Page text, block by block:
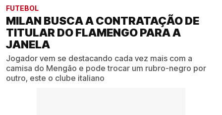
FUTEBOL
MILAN BUSCA A CONTRATAÇÃO DE
TITULAR DO FLAMENGO PARA A
JANELA
Jogador vem se destacando cada vez mais com a
camisa do Mengão e pode trocar um rubro-negro por
outro, este o clube italiano